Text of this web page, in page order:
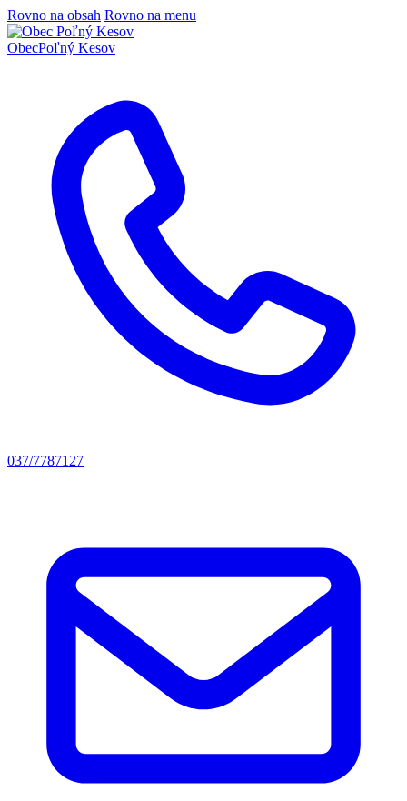
Rovno na obsah Rovno na menu
ObecPoľný Kesov
037/7787127